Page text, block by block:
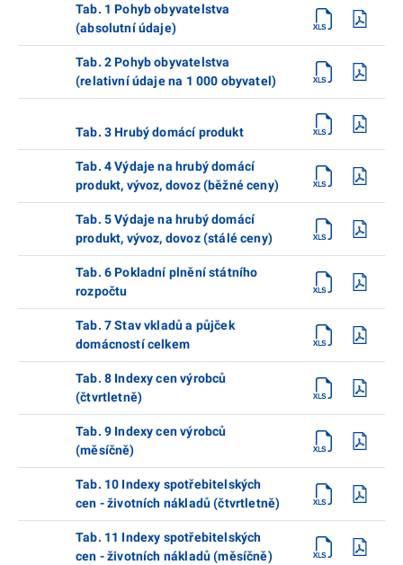
Tab. 1 Pohyb obyvatelstva
(absolutní údaje)
Tab. 2 Pohyb obyvatelstva
(relativní údaje na 1 000 obyvatel)
Tab. 3 Hrubý domácí produkt
Tab. 4 Výdaje na hrubý domácí
produkt, vývoz, dovoz (běžné ceny)
Tab. 5 Výdaje na hrubý domácí
produkt, vývoz, dovoz (stálé ceny)
Tab. 6 Pokladní plnění státního
rozpočtu
Tab. 7 Stav vkladů a půjček
domácností celkem
Tab. 8 Indexy cen výrobců
(čtvrtletně)
Tab. 9 Indexy cen výrobců
(měsíčně)
Tab. 10 Indexy spotřebitelských
cen - životních nákladů (čtvrtletně)
Tab. 11 Indexy spotřebitelských
cen - životních nákladů (měsíčně)